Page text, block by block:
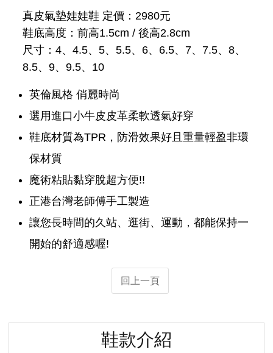
鞋款介紹
真皮氣墊娃娃鞋 定價：2980元
鞋底高度：前高1.5cm / 後高2.8cm
尺寸：4、4.5、5、5.5、6、6.5、7、7.5、8、
8.5、9、9.5、10
英倫風格 俏麗時尚
選用進口小牛皮皮革柔軟透氣好穿
鞋底材質為TPR，防滑效果好且重量輕盈非環
保材質
魔術粘貼黏穿脫超方便!!
正港台灣老師傅手工製造
讓您長時間的久站、逛街、運動，都能保持一
開始的舒適感喔!
回上一頁